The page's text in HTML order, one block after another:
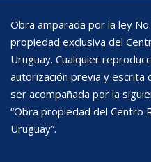
Obra amparada por la ley
propiedad exclusiva del
Uruguay. Cualquier
autorización previa y escrita
ser acompañada por la
“Obra propiedad del Centro
Uruguay”.